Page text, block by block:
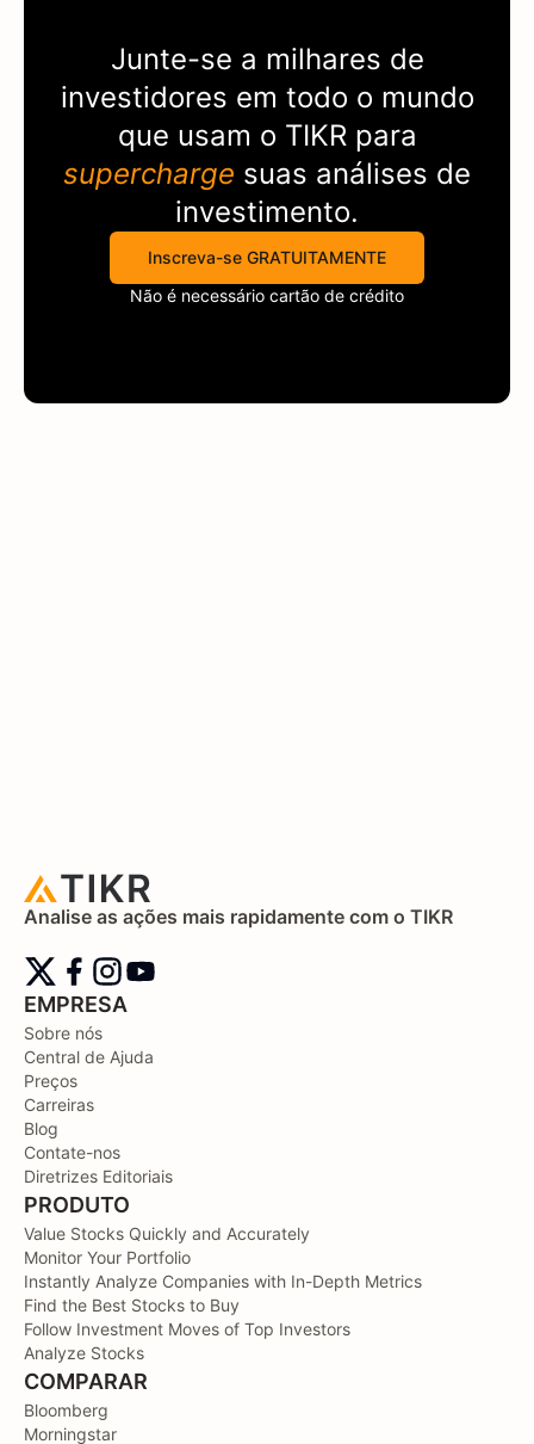
Junte-se a milhares de
investidores em todo o mundo
que usam o TIKRpara
supercharge suas análises de
investimento.
Inscreva-se GRATUITAMENTE
Não é necessário cartão de crédito
Analise as ações mais rapidamente com o TIKR
EMPRESA
Sobre nós
Central de Ajuda
Preços
Carreiras
Blog
Contate-nos
Diretrizes Editoriais
PRODUTO
Value Stocks Quickly and Accurately
Monitor Your Portfolio
Instantly Analyze Companies with In-Depth Metrics
Find the Best Stocks to Buy
Follow Investment Moves of Top Investors
Analyze Stocks
COMPARAR
Bloomberg
Morningstar